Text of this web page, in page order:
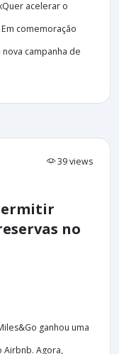
acelerar o
comemoração
campanha de
39 views
no
ganhou uma
Airbnb. Agora,